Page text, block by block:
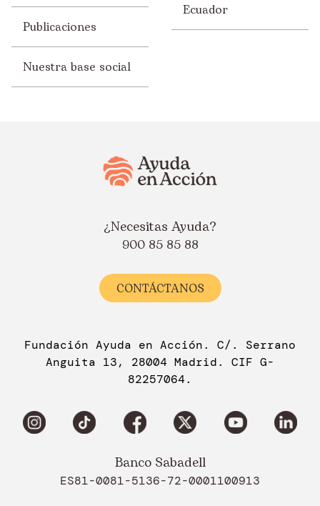
Publicaciones
Nuestra base social
Ecuador
¿Necesitas Ayuda?
900 85 85 88
CONTÁCTANOS
Fundación Ayuda en Acción. C/. Serrano
Anguita 13, 28004 Madrid. CIF G-
82257064.
Banco Sabadell
ES81-0081-5136-72-0001100913